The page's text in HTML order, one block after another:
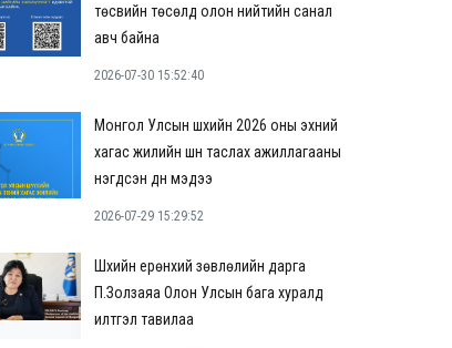
төсвийн төсөлд олон нийтийн санал
авч байна
2026-07-30 15:52:40
Монгол Улсын шүүхийн 2026 оны эхний
хагас жилийн шүүн таслах ажиллагааны
нэгдсэн дүн мэдээ
2026-07-29 15:29:52
Шүүхийн ерөнхий зөвлөлийн дарга
П.Золзаяа Олон Улсын бага хуралд
илтгэл тавилаа